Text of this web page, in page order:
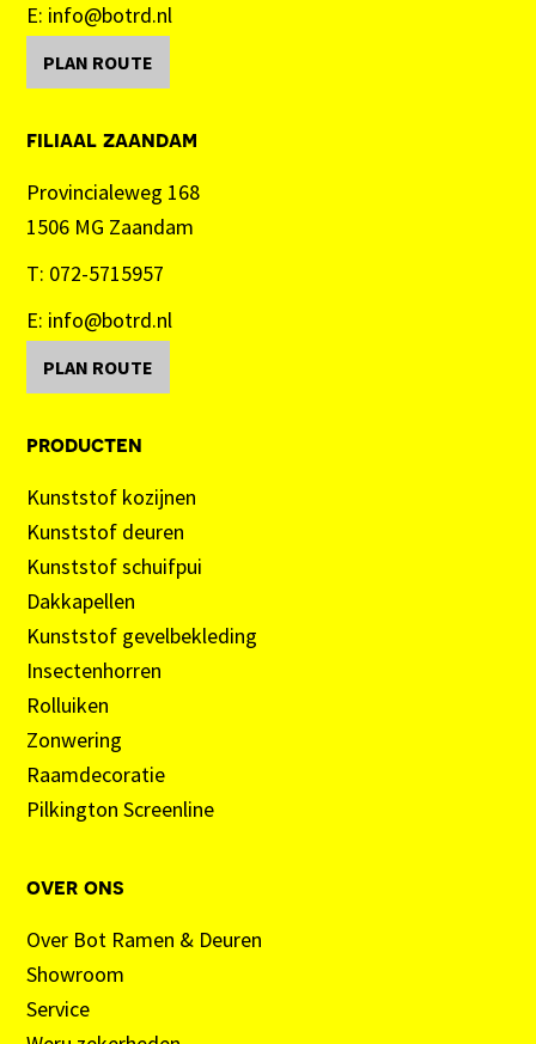
E: info@botrd.nl
PLAN ROUTE
filiaal zaandam
Provincialeweg 168
1506 MG Zaandam
T: 072-5715957
E: info@botrd.nl
PLAN ROUTE
producten
Kunststof kozijnen
Kunststof deuren
Kunststof schuifpui
Dakkapellen
Kunststof gevelbekleding
Insectenhorren
Rolluiken
Zonwering
Raamdecoratie
Pilkington Screenline
over ons
Over Bot Ramen & Deuren
Showroom
Service